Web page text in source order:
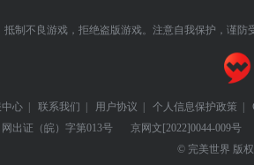
抵制不良游戏，拒绝盗版游戏。注意自我保护，谨防
心 | 联系我们 | 用户协议 | 个人信息保护政策 |
网出证（皖）字第013号
京网文[2022]0044-009号
© 完美世界 版权